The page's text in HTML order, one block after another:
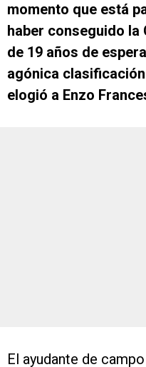
momento que está
haber conseguido la
de 19 años de
agónica
elogió a Enzo
El ayudante de